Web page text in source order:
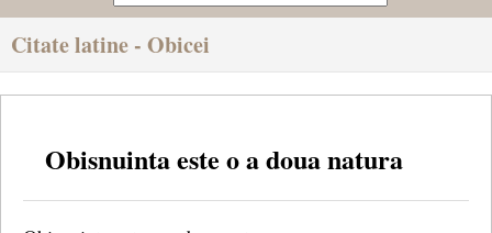
Citate latine - Obicei
Obisnuinta este o a doua natura